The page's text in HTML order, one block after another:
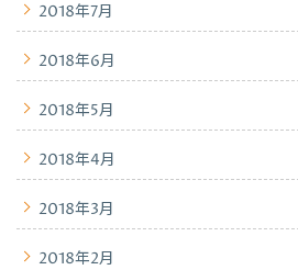
2018年7月
2018年6月
2018年5月
2018年4月
2018年3月
2018年2月